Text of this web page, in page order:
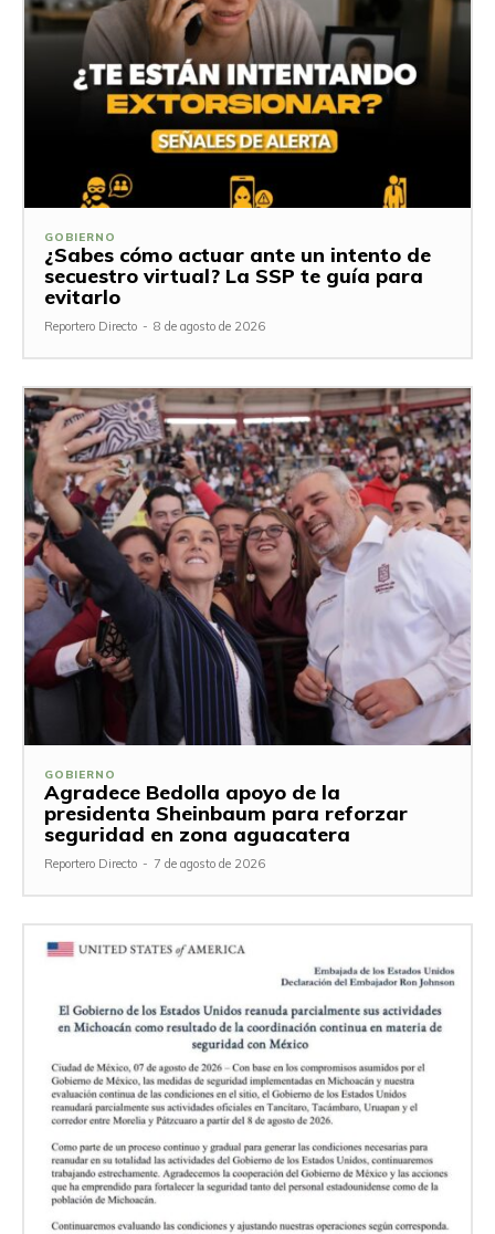
GOBIERNO
¿Sabes cómo actuar ante un intento de
secuestro virtual? La SSP te guía para
evitarlo
Reportero Directo - 8 de agosto de 2026
GOBIERNO
Agradece Bedolla apoyo de la
presidenta Sheinbaum para reforzar
seguridad en zona aguacatera
Reportero Directo - 7 de agosto de 2026